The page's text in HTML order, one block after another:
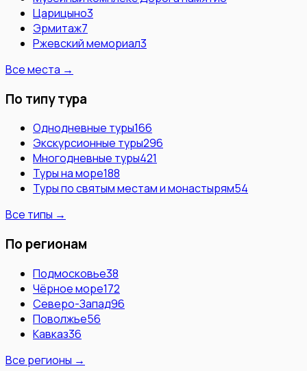
Царицыно3
Эрмитаж7
Ржевский мемориал3
Все места →
По типу тура
Однодневные туры166
Экскурсионные туры296
Многодневные туры421
Туры на море188
Туры по святым местам и монастырям54
Все типы →
По регионам
Подмосковье38
Чёрное море172
Северо-Запад96
Поволжье56
Кавказ36
Все регионы →